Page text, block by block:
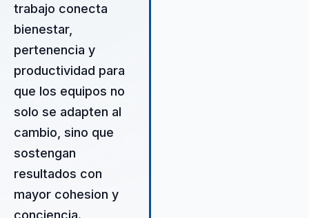
trabajo conecta
bienestar,
pertenencia y
productividad para
que los equipos no
solo se adapten al
cambio, sino que
sostengan
resultados con
mayor cohesion y
conciencia.